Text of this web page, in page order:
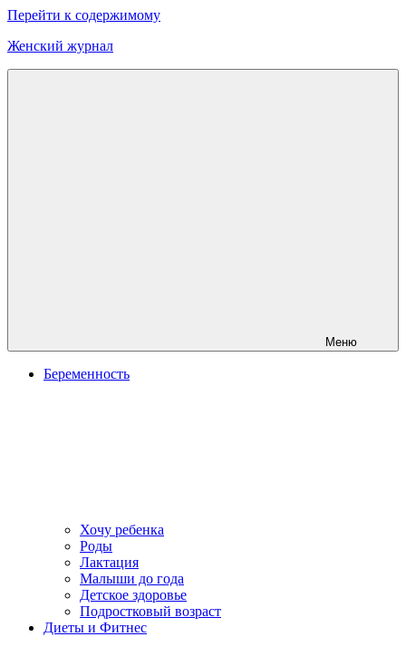
Перейти к содержимому
Женский журнал
Меню
Беременность
Хочу ребенка
Роды
Лактация
Малыши до года
Детское здоровье
Подростковый возраст
Диеты и Фитнес